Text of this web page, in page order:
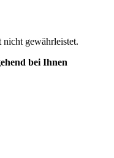
gewährleistet.
bei Ihnen